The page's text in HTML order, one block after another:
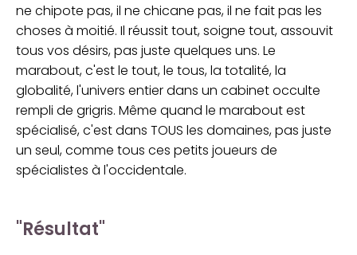
ne chipote pas, il ne chicane pas, il ne fait pas les
choses à moitié. Il réussit tout, soigne tout, assouvit
tous vos désirs, pas juste quelques uns. Le
marabout, c'est le tout, le tous, la totalité, la
globalité, l'univers entier dans un cabinet occulte
rempli de grigris. Même quand le marabout est
spécialisé, c'est dans TOUS les domaines, pas juste
un seul, comme tous ces petits joueurs de
spécialistes à l'occidentale.
"Résultat"